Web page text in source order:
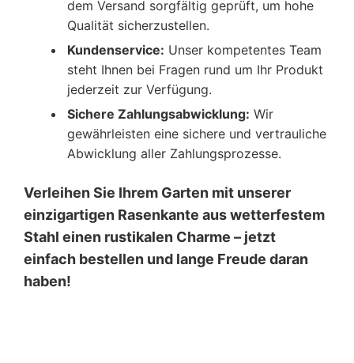
dem Versand sorgfältig geprüft, um hohe
Qualität sicherzustellen.
Kundenservice: Unser kompetentes Team
steht Ihnen bei Fragen rund um Ihr Produkt
jederzeit zur Verfügung.
Sichere Zahlungsabwicklung: Wir
gewährleisten eine sichere und vertrauliche
Abwicklung aller Zahlungsprozesse.
Verleihen Sie Ihrem Garten mit unserer
einzigartigen Rasenkante aus wetterfestem
Stahl einen rustikalen Charme – jetzt
einfach bestellen und lange Freude daran
haben!